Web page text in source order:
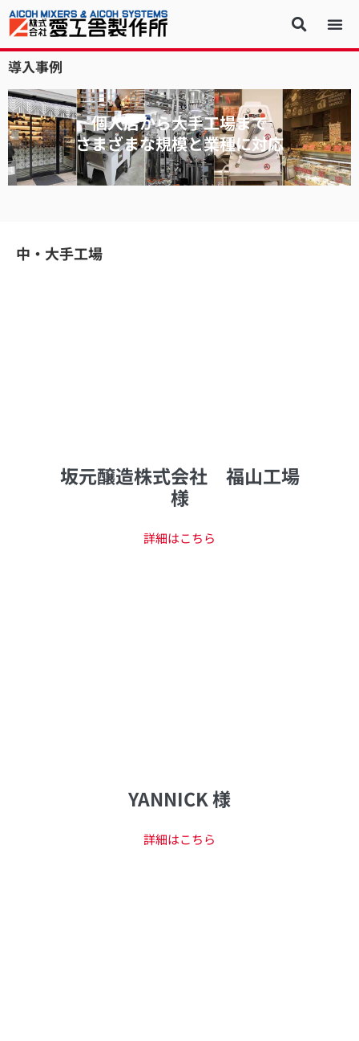
導入事例
個人店から大手工場まで
さまざまな規模と業種に対応
中・大手工場
坂元醸造株式会社 福山工場
様
詳細はこちら
YANNICK 様
詳細はこちら